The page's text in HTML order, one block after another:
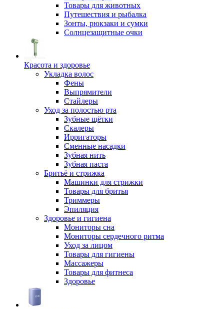
Товары для животных
Путешествия и рыбалка
Зонты, рюкзаки и сумки
Солнцезащитные очки
Красота и здоровье
Укладка волос
Фены
Выпрямители
Стайлеры
Уход за полостью рта
Зубные щётки
Скалеры
Ирригаторы
Сменные насадки
Зубная нить
Зубная паста
Бритьё и стрижка
Машинки для стрижки
Товары для бритья
Триммеры
Эпиляция
Здоровье и гигиена
Мониторы сна
Мониторы сердечного ритма
Уход за лицом
Товары для гигиены
Массажеры
Товары для фитнеса
Здоровье